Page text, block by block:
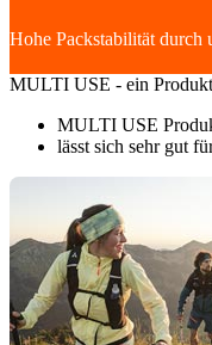
Hohe Packstabilität durch
MULTI USE - ein
MULTI USE
lässt sich sehr gut